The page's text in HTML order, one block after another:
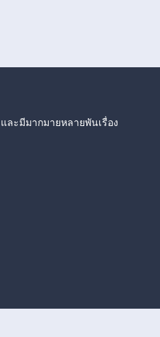
ะมีมากมายหลายพันเรื่อง